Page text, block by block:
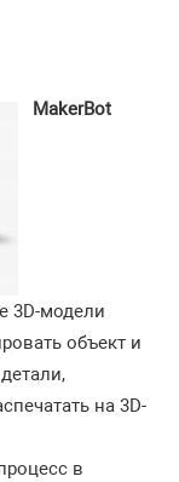
MakerBot
3D-модели
объект и
на 3D-
в